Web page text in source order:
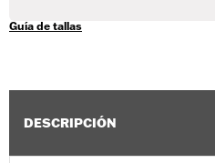
Guía de tallas
DESCRIPCIÓN